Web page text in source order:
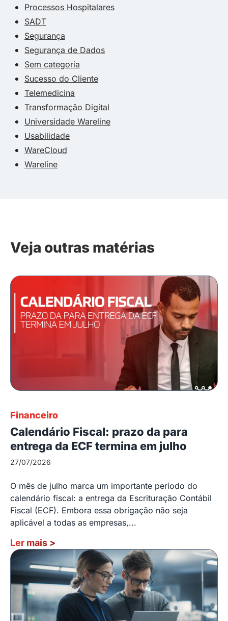
Processos Hospitalares
SADT
Segurança
Segurança de Dados
Sem categoria
Sucesso do Cliente
Telemedicina
Transformação Digital
Universidade Wareline
Usabilidade
WareCloud
Wareline
Veja outras matérias
Financeiro
Calendário Fiscal: prazo da para
entrega da ECF termina em julho
27/07/2026
O mês de julho marca um importante período do
calendário fiscal: a entrega da Escrituração Contábil
Fiscal (ECF). Embora essa obrigação não seja
aplicável a todas as empresas,...
Ler mais >